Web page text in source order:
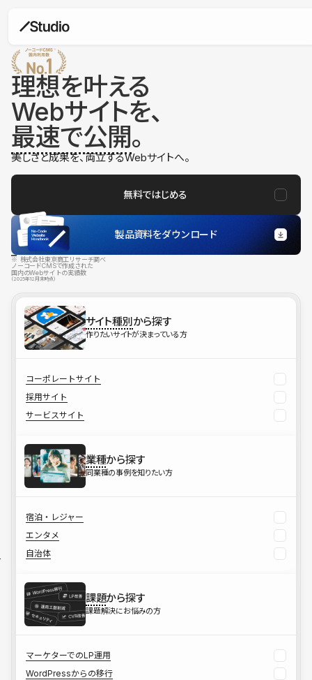
理想を叶える
Webサイトを、
最速で公開。
美しさと成果を、両立するWebサイトへ。
無料ではじめる
製品資料をダウンロード
※ 株式会社東京商工リサーチ調べ
ノーコードCMSで作成された
国内のWebサイトの実績数
（2025年12月末時点）
サイト種別から探す
作りたいサイトが決まっている方
コーポレートサイト
採用サイト
サービスサイト
業種から探す
同業種の事例を知りたい方
宿泊・レジャー
エンタメ
自治体
課題から探す
課題解決にお悩みの方
マーケターでのLP運用
WordPressからの移行